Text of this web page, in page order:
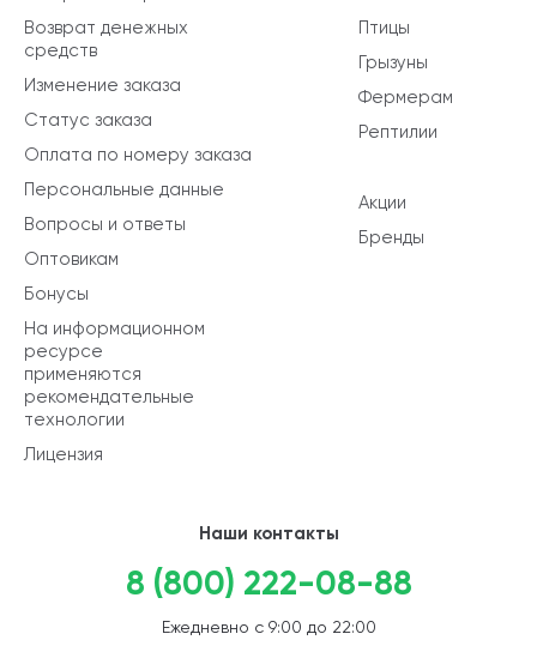
Птицы
Грызуны
Фермерам
Рептилии
Акции
Бренды
Возврат денежных
средств
Изменение заказа
Статус заказа
Оплата по номеру заказа
Персональные данные
Вопросы и ответы
Оптовикам
Бонусы
На информационном
ресурсе
применяются
рекомендательные
технологии
Лицензия
Наши контакты
8 (800) 222-08-88
Ежедневно с 9:00 до 22:00